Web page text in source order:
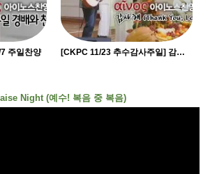
주일찬양 [CKPC 11/23 추수감사주일] 감사해 …
Night (예수! 복음 중 복음)